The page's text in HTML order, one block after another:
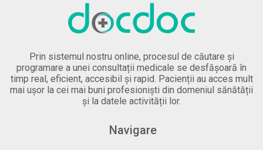
Prin sistemul nostru online, procesul de căutare și
programare a unei consultații medicale se desfășoară în
timp real, eficient, accesibil și rapid. Pacienții au acces mult
mai ușor la cei mai buni profesioniști din domeniul sănătății
și la datele activității lor.
Navigare